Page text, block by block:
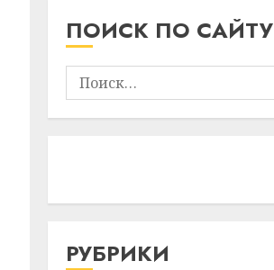
ПОИСК ПО САЙТУ
Найти:
РУБРИКИ